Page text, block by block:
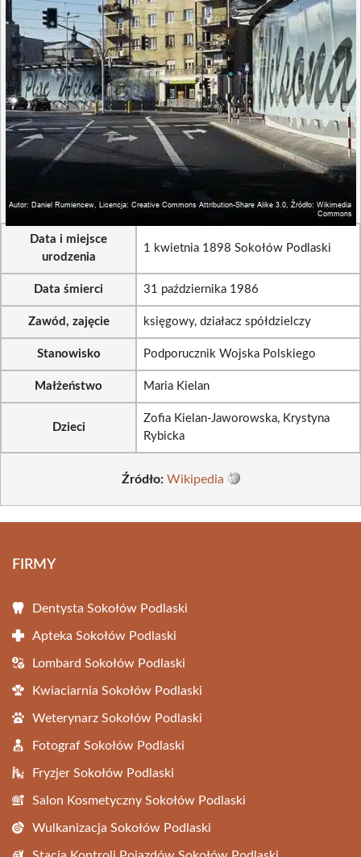
Data i miejsce
urodzenia
1 kwietnia 1898 Sokołów Podlaski
Data śmierci 31 października 1986
Zawód, zajęcie księgowy, działacz spółdzielczy
Stanowisko Podporucznik Wojska Polskiego
Małżeństwo Maria Kielan
Dzieci
Zofia Kielan-Jaworowska, Krystyna
Rybicka
Źródło: Wikipedia
FIRMY
Dentysta Sokołów Podlaski
Apteka Sokołów Podlaski
Lombard Sokołów Podlaski
Kwiaciarnia Sokołów Podlaski
Weterynarz Sokołów Podlaski
Fotograf Sokołów Podlaski
Fryzjer Sokołów Podlaski
Salon Kosmetyczny Sokołów Podlaski
Wulkanizacja Sokołów Podlaski